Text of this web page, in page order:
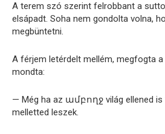
A terem szó szerint felrobbant a
elsápadt. Soha nem gondolta volna,
megbüntetni.
A férjem letérdelt mellém, megfogta
mondta:
— Még ha az ամբողջ világ ellened is
melletted leszek.